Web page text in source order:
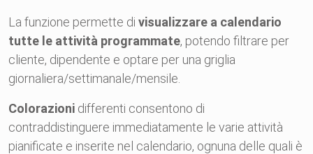
La funzione permette di visualizzare a calendario
tutte le attività programmate, potendo filtrare per
cliente, dipendente e optare per una griglia
giornaliera/settimanale/mensile.
Colorazioni differenti consentono di
contraddistinguere immediatamente le varie attività
pianificate e inserite nel calendario, ognuna delle quali è